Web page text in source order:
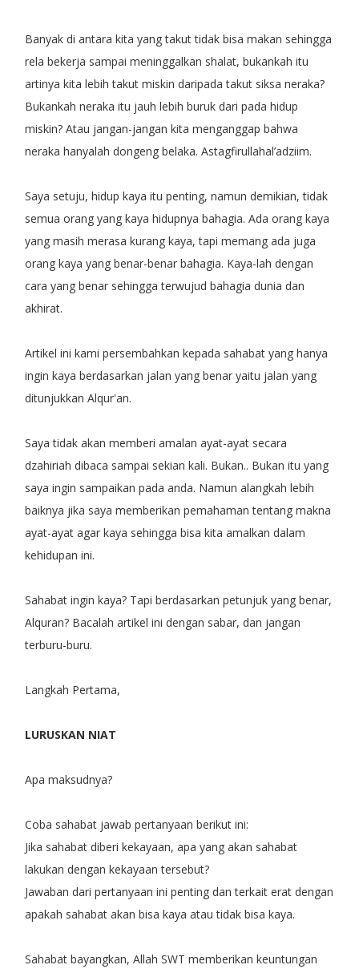
Banyak di antara kita yang takut tidak bisa makan sehingga
rela bekerja sampai meninggalkan shalat, bukankah itu
artinya kita lebih takut miskin daripada takut siksa neraka?
Bukankah neraka itu jauh lebih buruk dari pada hidup
miskin? Atau jangan-jangan kita menganggap bahwa
neraka hanyalah dongeng belaka. Astagfirullahal’adziim.
Saya setuju, hidup kaya itu penting, namun demikian, tidak
semua orang yang kaya hidupnya bahagia. Ada orang kaya
yang masih merasa kurang kaya, tapi memang ada juga
orang kaya yang benar-benar bahagia. Kaya-lah dengan
cara yang benar sehingga terwujud bahagia dunia dan
akhirat.
Artikel ini kami persembahkan kepada sahabat yang hanya
ingin kaya berdasarkan jalan yang benar yaitu jalan yang
ditunjukkan Alqur'an.
Saya tidak akan memberi amalan ayat-ayat secara
dzahiriah dibaca sampai sekian kali. Bukan.. Bukan itu yang
saya ingin sampaikan pada anda. Namun alangkah lebih
baiknya jika saya memberikan pemahaman tentang makna
ayat-ayat agar kaya sehingga bisa kita amalkan dalam
kehidupan ini.
Sahabat ingin kaya? Tapi berdasarkan petunjuk yang benar,
Alquran? Bacalah artikel ini dengan sabar, dan jangan
terburu-buru.
Langkah Pertama,
LURUSKAN NIAT
Apa maksudnya?
Coba sahabat jawab pertanyaan berikut ini:
Jika sahabat diberi kekayaan, apa yang akan sahabat
lakukan dengan kekayaan tersebut?
Jawaban dari pertanyaan ini penting dan terkait erat dengan
apakah sahabat akan bisa kaya atau tidak bisa kaya.
Sahabat bayangkan, Allah SWT memberikan keuntungan